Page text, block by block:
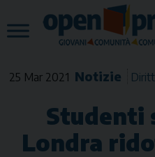
to
content
25 Mar 2021 Notizie
Studenti
Londra